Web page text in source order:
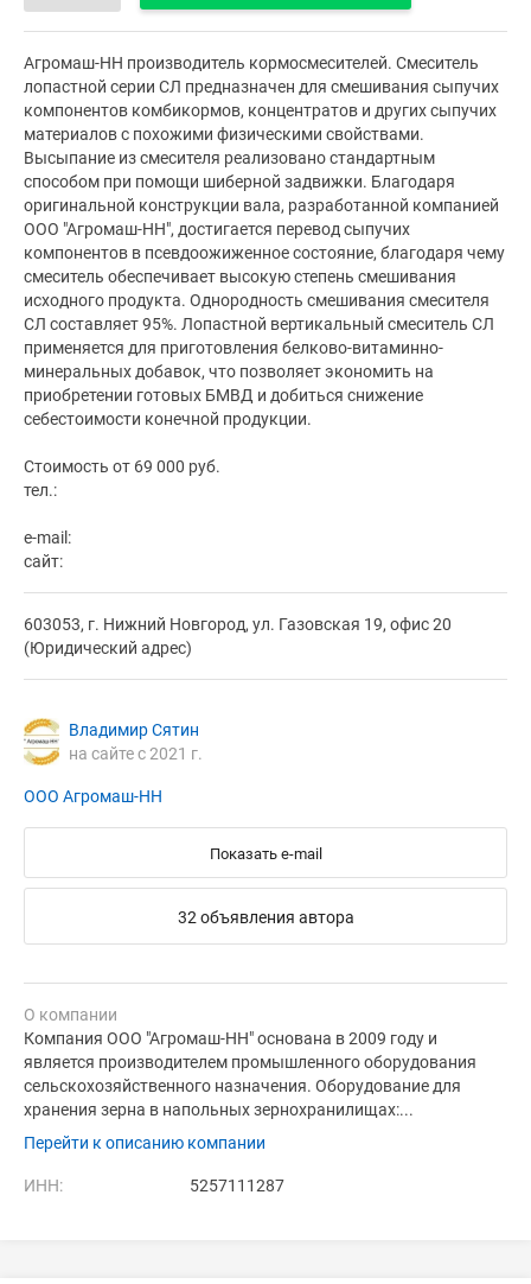
Агромаш-НН производитель кормосмесителей. Смеситель
лопастной серии СЛ предназначен для смешивания сыпучих
компонентов комбикормов, концентратов и других сыпучих
материалов с похожими физическими свойствами.
Высыпание из смесителя реализовано стандартным
способом при помощи шиберной задвижки. Благодаря
оригинальной конструкции вала, разработанной компанией
ООО "Агромаш-НН", достигается перевод сыпучих
компонентов в псевдоожиженное состояние, благодаря чему
смеситель обеспечивает высокую степень смешивания
исходного продукта. Однородность смешивания смесителя
СЛ составляет 95%. Лопастной вертикальный смеситель СЛ
применяется для приготовления белково-витаминно-
минеральных добавок, что позволяет экономить на
приобретении готовых БМВД и добиться снижение
себестоимости конечной продукции.
Стоимость от 69 000 руб.
тел.:
e-mail:
сайт:
603053, г. Нижний Новгород, ул. Газовская 19, офис 20
(Юридический адрес)
Владимир Сятин
на сайте с 2021 г.
ООО Агромаш-НН
Показать e-mail
32 объявления автора
О компании
Компания ООО "Агромаш-НН" основана в 2009 году и
является производителем промышленного оборудования
сельскохозяйственного назначения. Оборудование для
хранения зерна в напольных зернохранилищах:...
Перейти к описанию компании
ИНН: 5257111287